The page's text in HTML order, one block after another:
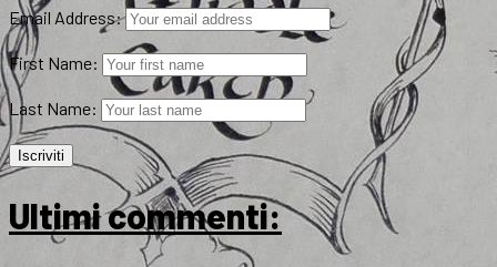
Email Address:
First Name:
Last Name:
Ultimi commenti: